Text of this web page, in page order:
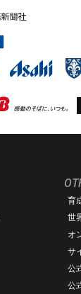
育
世
オ
サ
公
公